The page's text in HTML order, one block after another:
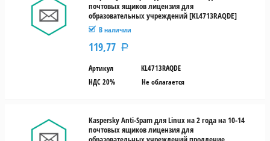
почтовых ящиков лицензия для
образовательных учреждений [KL4713RAQDE]
В наличии
119,77 Р
Артикул
KL4713RAQDE
НДС 20%
Не облагается
Kaspersky Anti-Spam для Linux на 2 года на 10-14
почтовых ящиков лицензия для